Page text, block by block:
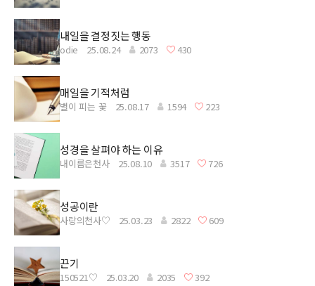
내일을 결정짓는 행동
odie 25.08.24 2073 430
매일을 기적처럼
별이 피는 꽃 25.08.17 1594 223
성경을 살펴야 하는 이유
내이름은천사 25.08.10 3517 726
성공이란
사랑의천사♡ 25.03.23 2822 609
끈기
150521♡ 25.03.20 2035 392